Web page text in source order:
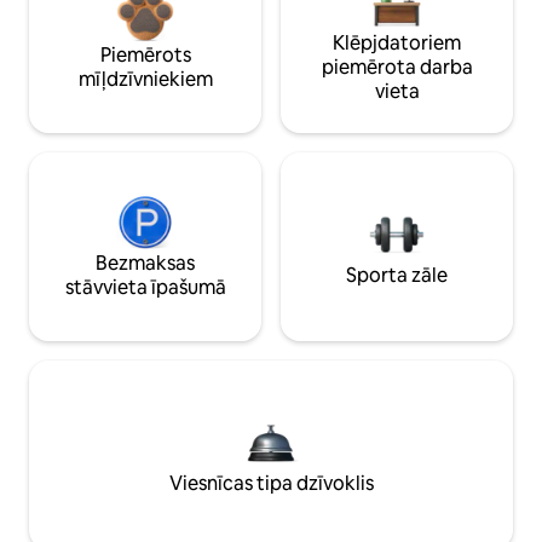
Piemērots
mīļdzīvniekiem
Klēpjdatoriem
piemērota darba
vieta
Bezmaksas
stāvvieta īpašumā
Sporta zāle
Viesnīcas tipa dzīvoklis